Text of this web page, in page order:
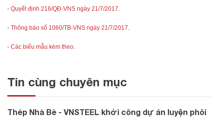
- Quyết định 216/QĐ-VNS ngày 21/7/2017.
- Thông báo số 1060/TB-VNS ngày 21/7/2017.
- Các biểu mẫu kèm theo.
Tin cùng chuyên mục
Thép Nhà Bè - VNSTEEL khởi công dự án luyện phôi